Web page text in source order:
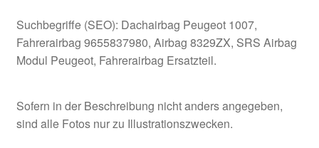
Suchbegriffe (SEO): Dachairbag Peugeot 1007,
Fahrerairbag 9655837980, Airbag 8329ZX, SRS Airbag
Modul Peugeot, Fahrerairbag Ersatzteil.
Sofern in der Beschreibung nicht anders angegeben,
sind alle Fotos nur zu Illustrationszwecken.